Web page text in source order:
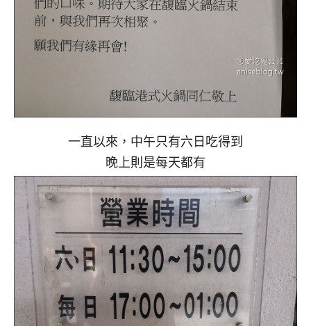
一直以來，中午只有六日吃得到
晚上則是每天都有